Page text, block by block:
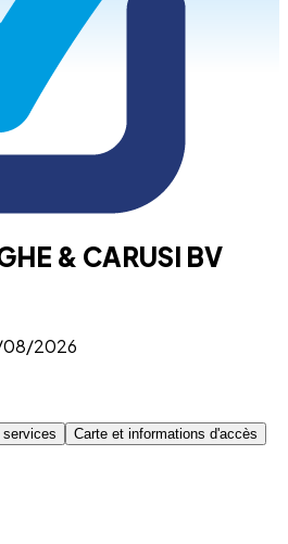
& CARUSI BV
08/2026
Carte et informations d'accès